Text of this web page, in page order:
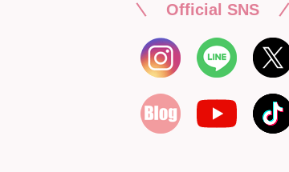
Official SNS